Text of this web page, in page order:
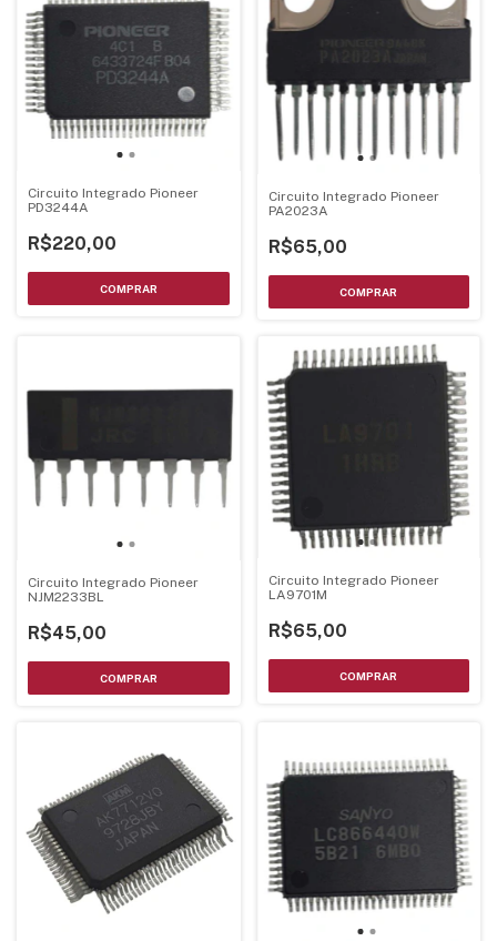
Circuito Integrado Pioneer
PD3244A
R$220,00
Circuito Integrado Pioneer
PA2023A
R$65,00
Circuito Integrado Pioneer
NJM2233BL
R$45,00
Circuito Integrado Pioneer
LA9701M
R$65,00